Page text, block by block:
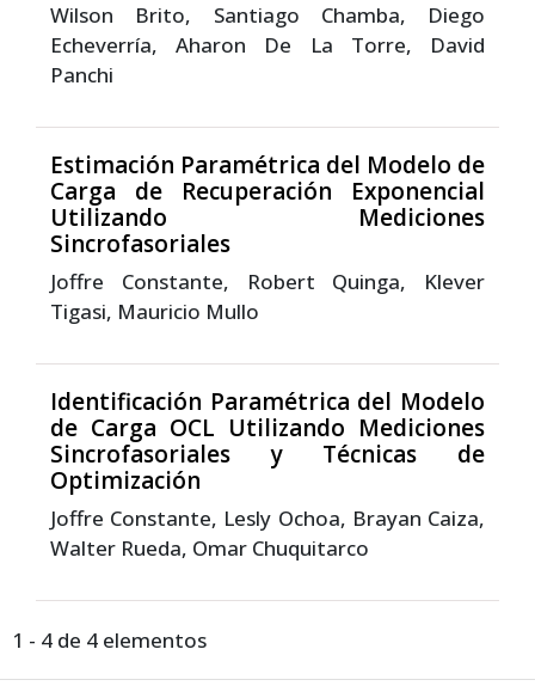
Wilson Brito, Santiago Chamba, Diego
Echeverría, Aharon De La Torre, David
Panchi
Estimación Paramétrica del Modelo de
Carga de Recuperación Exponencial
Utilizando Mediciones
Sincrofasoriales
Joffre Constante, Robert Quinga, Klever
Tigasi, Mauricio Mullo
Identificación Paramétrica del Modelo
de Carga OCL Utilizando Mediciones
Sincrofasoriales y Técnicas de
Optimización
Joffre Constante, Lesly Ochoa, Brayan Caiza,
Walter Rueda, Omar Chuquitarco
1 - 4 de 4 elementos